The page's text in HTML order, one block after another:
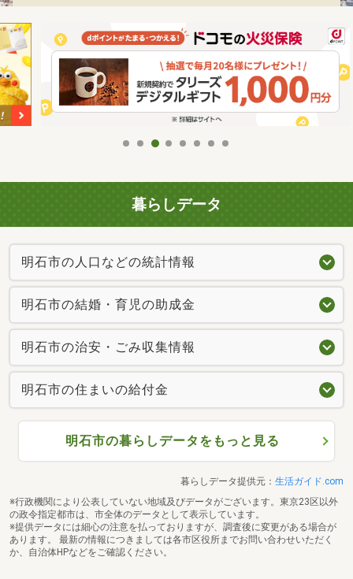
暮らしデータ
明石市の人口などの統計情報
明石市の結婚・育児の助成金
明石市の治安・ごみ収集情報
明石市の住まいの給付金
明石市の暮らしデータをもっと見る
暮らしデータ提供元： 生活ガイド.com
※行政機関により公表していない地域及びデータがございます。東京23区以外
の政令指定都市は、市全体のデータとして表示しています。
※提供データには細心の注意を払っておりますが、調査後に変更がある場合が
あります。 最新の情報につきましては各市区役所までお問い合わせいただく
か、自治体HPなどをご確認ください。